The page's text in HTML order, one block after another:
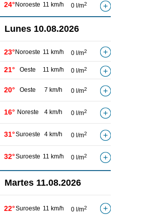
24° Noroeste 11 km/h 0 l/m2
Lunes 10.08.2026
23° Noroeste 11 km/h 0 l/m2
21° Oeste 11 km/h 0 l/m2
20° Oeste 7 km/h 0 l/m2
16° Noreste 4 km/h 0 l/m2
31°Suroeste 4 km/h 0 l/m2
32°Suroeste 11 km/h 0 l/m2
Martes 11.08.2026
22°Suroeste 11 km/h 0 l/m2